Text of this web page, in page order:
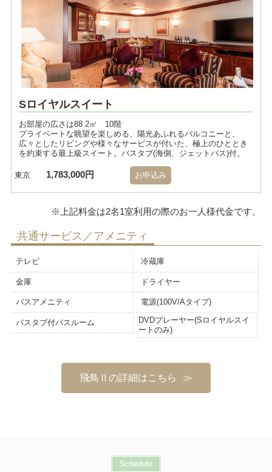
Sロイヤルスイート
お部屋の広さは88.2㎡ 10階
プライベートな眺望を楽しめる、陽光あふれるバルコニーと、
広々としたリビングや様々なサービスが付いた、極上のひととき
を約束する最上級スイート。バスタブ(海側、ジェットバス)付。
東京 1,783,000円 お申込み
共通サービス／アメニティ
テレビ 冷蔵庫
金庫 ドライヤー
バスアメニティ 電源(100V/Aタイプ)
バスタブ付バスルーム
DVDプレーヤー(Sロイヤルスイ
ートのみ)
飛鳥Ⅱの詳細はこちら
Schedule